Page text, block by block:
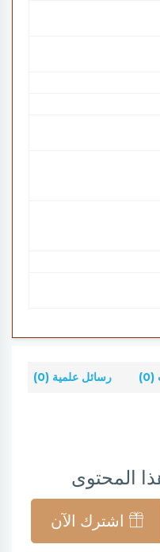
رسائل علمية (0)
المحتوى
اشترك الآن